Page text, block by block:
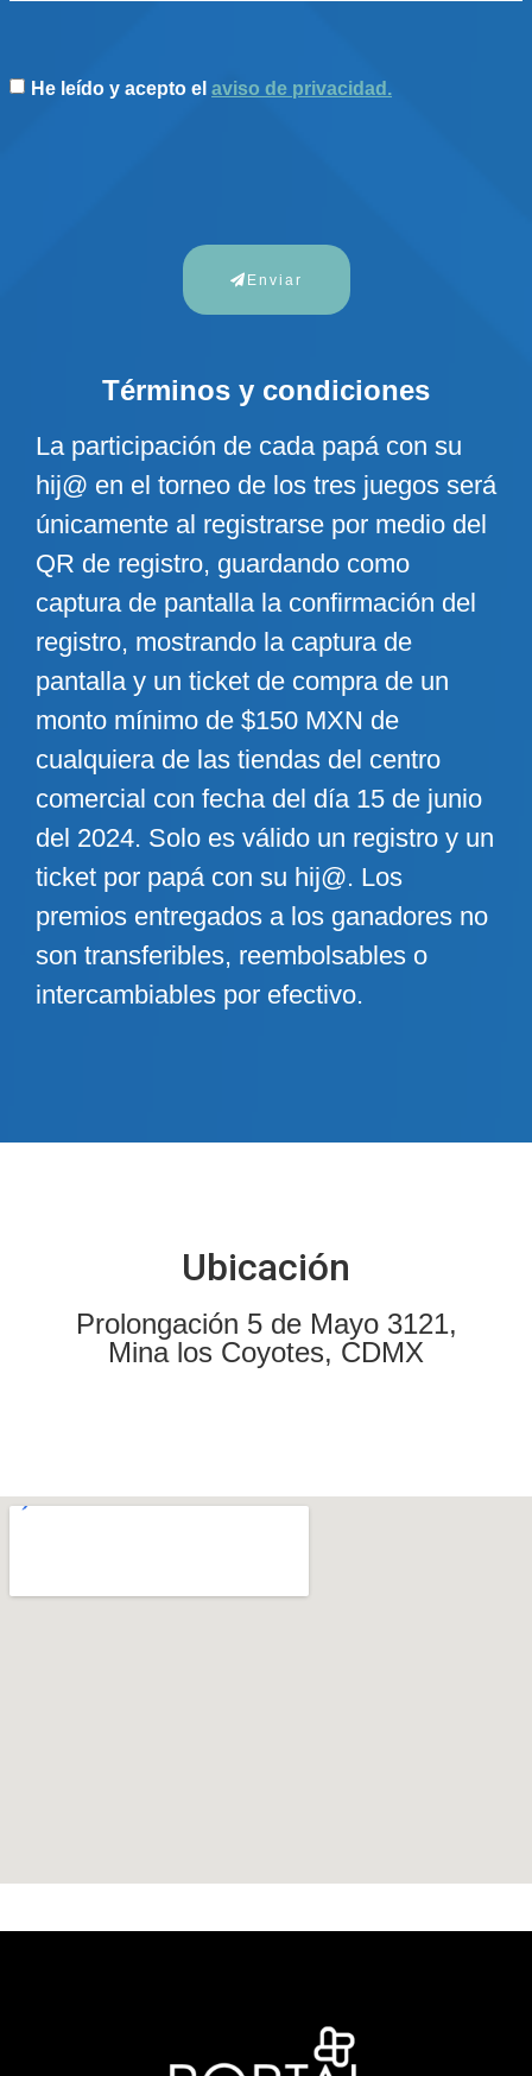
He leído y acepto el aviso de privacidad.
Enviar
Términos y condiciones
La participación de cada papá con su
hij@ en el torneo de los tres juegos será
únicamente al registrarse por medio del
QR de registro, guardando como
captura de pantalla la confirmación del
registro, mostrando la captura de
pantalla y un ticket de compra de un
monto mínimo de $150 MXN de
cualquiera de las tiendas del centro
comercial con fecha del día 15 de junio
del 2024. Solo es válido un registro y un
ticket por papá con su hij@. Los
premios entregados a los ganadores no
son transferibles, reembolsables o
intercambiables por efectivo.
Ubicación
Prolongación 5 de Mayo 3121,
Mina los Coyotes, CDMX